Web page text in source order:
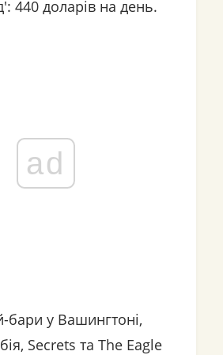
440 доларів на день.
ad
бари у Вашингтоні,
Secrets та The Eagle